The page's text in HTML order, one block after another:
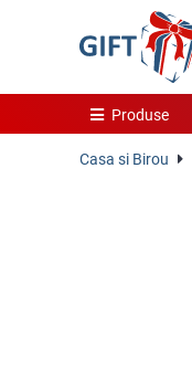
Produse
Casa si Birou